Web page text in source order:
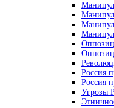
Россия
Россия
Угрозы